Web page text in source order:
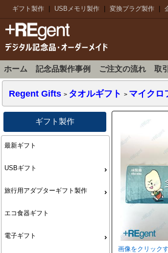
ギフト製作 USBメモリ製作 変換プラグ製作
ホーム 記念品製作事例 ご注文の流れ 取
Regent Gifts > タオルギフト > マイクロ
ギフト製作
最新ギフト
USBギフト
旅行用アダプターギフト製作
エコ食器ギフト
電子ギフト
画像をクリック